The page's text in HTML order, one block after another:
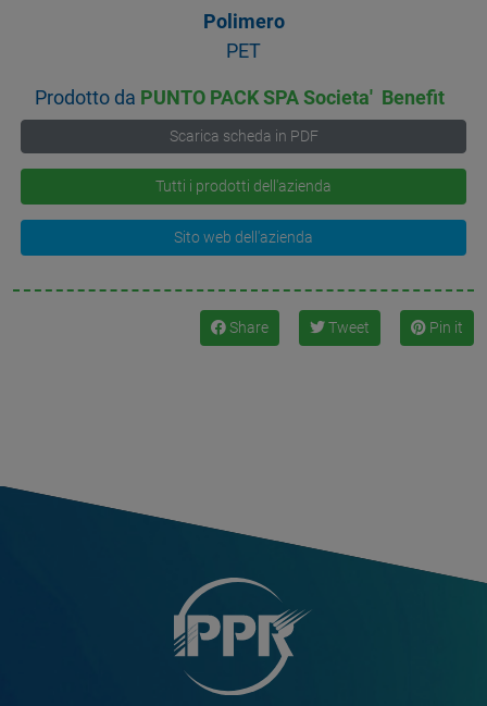
Polimero
PET
Prodotto da PUNTO PACK SPA Societa' Benefit
Scarica scheda in PDF
Tutti i prodotti dell'azienda
Sito web dell'azienda
Share Tweet Pin it